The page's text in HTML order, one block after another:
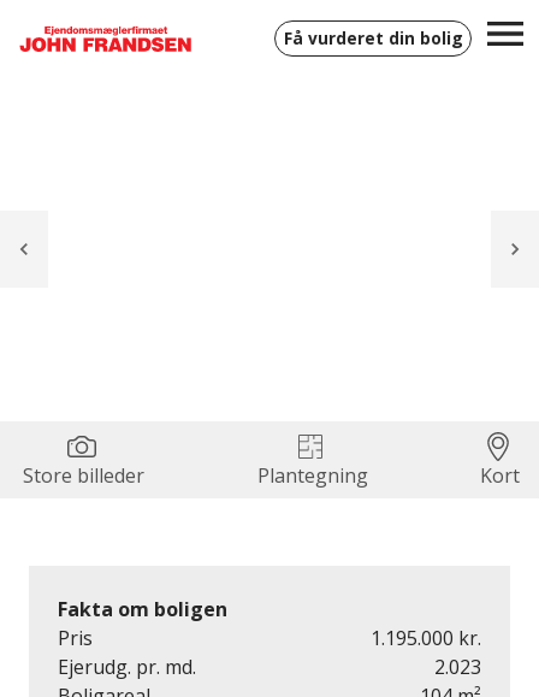
Få vurderet din bolig
Store billeder Plantegning Kort
Fakta om boligen
Pris
1.195.000 kr.
Ejerudg. pr. md.
2.023